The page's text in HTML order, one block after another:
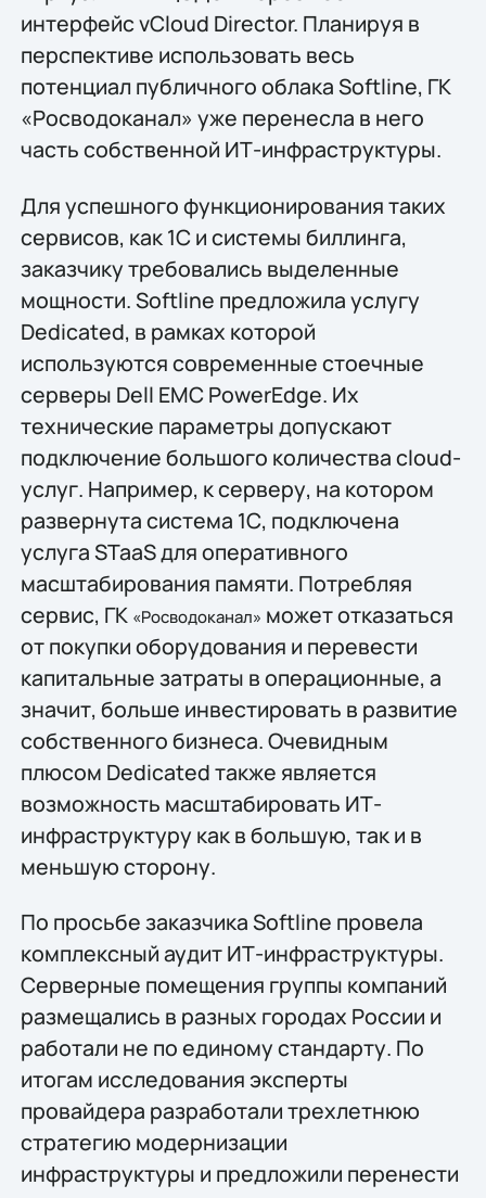
интерфейс vCloud Director. Планируя в
перспективе использовать весь
потенциал публичного облака Softline, ГК
«Росводоканал» уже перенесла в него
часть собственной ИТ-инфраструктуры.
Для успешного функционирования таких
сервисов, как 1С и системы биллинга,
заказчику требовались выделенные
мощности. Softline предложила услугу
Dedicated, в рамках которой
используются современные стоечные
серверы Dell EMC PowerEdge. Их
технические параметры допускают
подключение большого количества cloud-
услуг. Например, к серверу, на котором
развернута система 1С, подключена
услуга STaaS для оперативного
масштабирования памяти. Потребляя
сервис, ГК «Росводоканал» может отказаться
от покупки оборудования и перевести
капитальные затраты в операционные, а
значит, больше инвестировать в развитие
собственного бизнеса. Очевидным
плюсом Dedicated также является
возможность масштабировать ИТ-
инфраструктуру как в большую, так и в
меньшую сторону.
По просьбе заказчика Softline провела
комплексный аудит ИТ-инфраструктуры.
Серверные помещения группы компаний
размещались в разных городах России и
работали не по единому стандарту. По
итогам исследования эксперты
провайдера разработали трехлетнюю
стратегию модернизации
инфраструктуры и предложили перенести